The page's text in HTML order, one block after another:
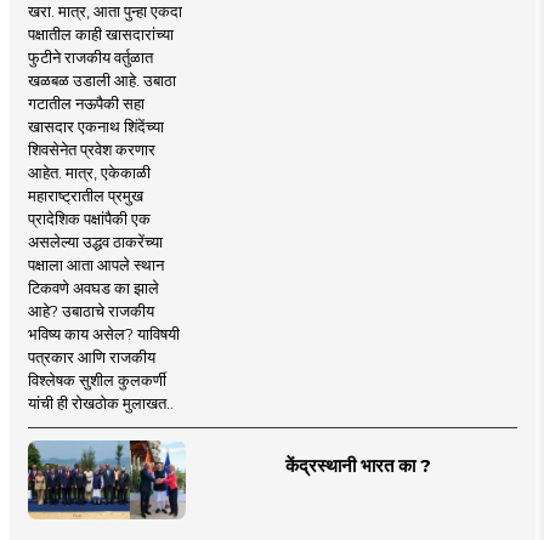
खरा. मात्र, आता पुन्हा एकदा
पक्षातील काही खासदारांच्या
फुटीने राजकीय वर्तुळात
खळबळ उडाली आहे. उबाठा
गटातील नऊपैकी सहा
खासदार एकनाथ शिंदेंच्या
शिवसेनेत प्रवेश करणार
आहेत. मात्र, एकेकाळी
महाराष्ट्रातील प्रमुख
प्रादेशिक पक्षांपैकी एक
असलेल्या उद्धव ठाकरेंच्या
पक्षाला आता आपले स्थान
टिकवणे अवघड का झाले
आहे? उबाठाचे राजकीय
भविष्य काय असेल? याविषयी
पत्रकार आणि राजकीय
विश्लेषक सुशील कुलकर्णी
यांची ही रोखठोक मुलाखत..
केंद्रस्थानी भारत का ?